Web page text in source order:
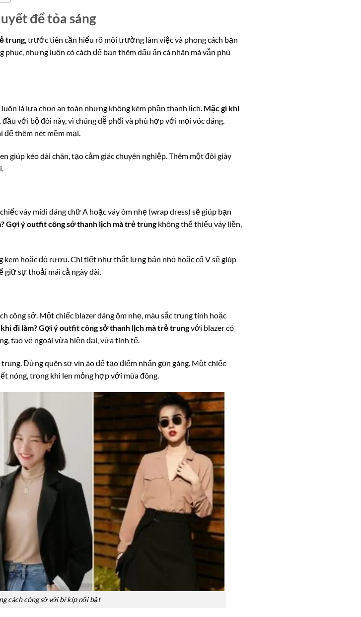
để tỏa sáng
trung, trước tiên cần hiểu rõ môi trường làm việc và phong cách bạn
nhưng luôn có cách để bạn thêm dấu ấn cá nhân mà vẫn phù
là lựa chọn an toàn nhưng không kém phần thanh lịch. Mặc gì khi
với bộ đôi này, vì chúng dễ phối và phù hợp với mọi vóc dáng.
để thêm nét mềm mại.
giúp kéo dài chân, tạo cảm giác chuyên nghiệp. Thêm một đôi giày
váy midi dáng chữ A hoặc váy ôm nhẹ (wrap dress) sẽ giúp bạn
Gợi ý outfit công sở thanh lịch mà trẻ trungkhông thể thiếu váy liền,
kem hoặc đỏ rượu. Chi tiết như thắt lưng bản nhỏ hoặc cổ V sẽ giúp
giữ sự thoải mái cả ngày dài.
công sở. Một chiếc blazer dáng ôm nhẹ, màu sắc trung tính hoặc
đi làm? Gợi ý outfit công sở thanh lịch mà trẻ trungvới blazer có
tạo vẻ ngoài vừa hiện đại, vừa tinh tế.
Đừng quên sơ vin áo để tạo điểm nhấn gọn gàng. Một chiếc
nóng, trong khi len mỏng hợp với mùa đông.
cách công sở với bí kíp nổi bật